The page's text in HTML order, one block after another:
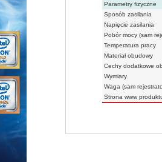
Parametry fizyczne
Sposób zasilania
Napięcie zasilania
Pobór mocy (sam
Temperatura pracy
Materiał obudowy
Cechy dodatkowe
Wymiary
Waga (sam
Strona www